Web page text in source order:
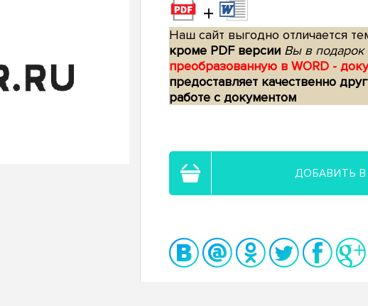
+
Наш сайт выгодно отличается
кроме PDF версии Вы в подарок
преобразованную в WORD -
предоставляет качественно
работе с документом
ДОБАВИТЬ